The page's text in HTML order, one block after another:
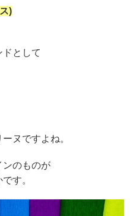
)
として
ヌですよね。
ンのものが
す。